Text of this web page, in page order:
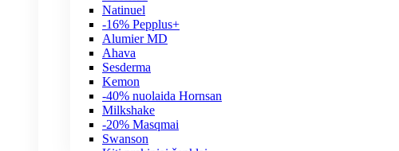
Natinuel
-16% Pepplus+
Alumier MD
Ahava
Sesderma
Kemon
-40% nuolaida Hornsan
Milkshake
-20% Masqmai
Swanson